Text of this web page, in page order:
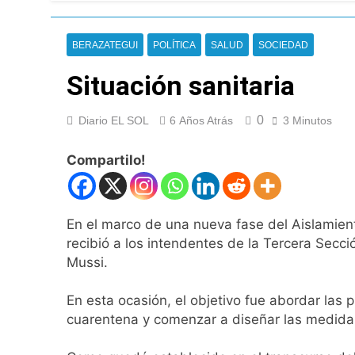
21 Horas Atrás
La Diócesis de
Figuras de la
Nueva jornada
Jorge Macri
1 Día Atrás
1 Día Atrás
El frío polar se
Día de San
El Senado
1 Día Atrás
BERAZATEGUI POLÍTICA SALUD SOCIEDAD
Situación sanitaria
Diario EL SOL 6 Años Atrás 0 3 Minutos
Compartilo!
En el marco de una nueva fase del
recibió a los intendentes de la Tercera
Mussi.
En esta ocasión, el objetivo fue abordar las
cuarentena y comenzar a diseñar las